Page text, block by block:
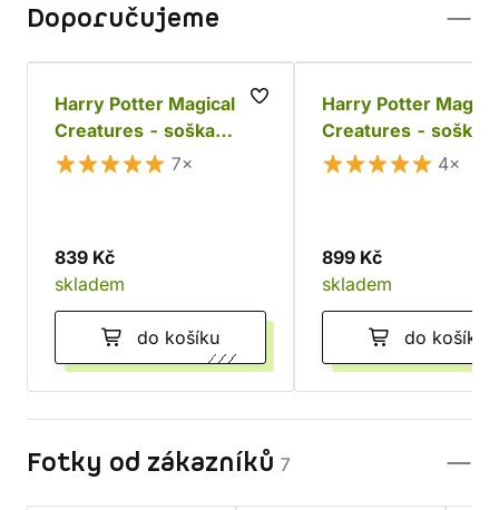
Doporučujeme
Harry Potter Magical
Creatures - soška
Aragoga
7×
839 Kč
skladem
do košíku
Harry Potter
Creatures - soška
ukrajinského 4×
899 Kč
skladem
do košíku
Fotky od zákazníků 7